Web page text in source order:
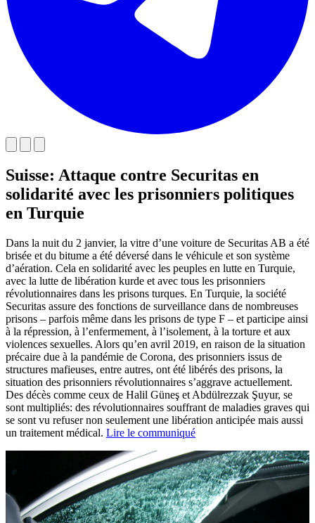
Suisse: Attaque contre Securitas en
solidarité avec les prisonniers politiques
en Turquie
Dans la nuit du 2 janvier, la vitre d’une voiture de Securitas AB a été
brisée et du bitume a été déversé dans le véhicule et son système
d’aération. Cela en solidarité avec les peuples en lutte en Turquie,
avec la lutte de libération kurde et avec tous les prisonniers
révolutionnaires dans les prisons turques. En Turquie, la société
Securitas assure des fonctions de surveillance dans de nombreuses
prisons – parfois même dans les prisons de type F – et participe ainsi
à la répression, à l’enfermement, à l’isolement, à la torture et aux
violences sexuelles. Alors qu’en avril 2019, en raison de la situation
précaire due à la pandémie de Corona, des prisonniers issus de
structures mafieuses, entre autres, ont été libérés des prisons, la
situation des prisonniers révolutionnaires s’aggrave actuellement.
Des décès comme ceux de Halil Güneş et Abdülrezzak Şuyur, se
sont multipliés: des révolutionnaires souffrant de maladies graves qui
se sont vu refuser non seulement une libération anticipée mais aussi
un traitement médical. Lire le communiqué